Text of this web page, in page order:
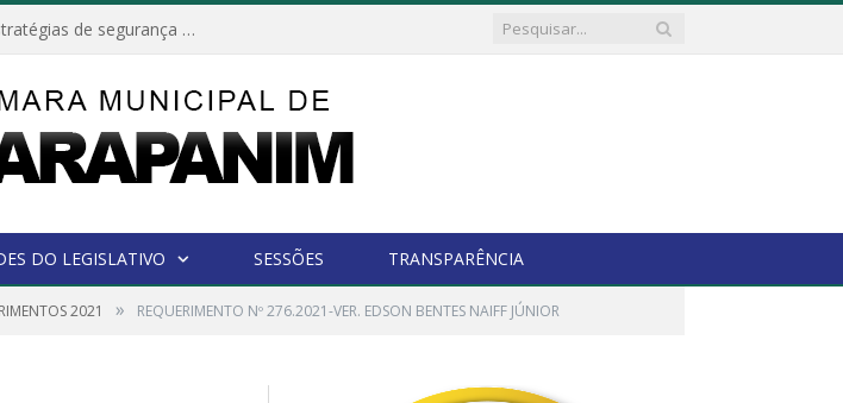
Câmara Municipal de Marapanim discute estratégias de segurança com autoridades e poder executivo
DO LEGISLATIVO SESSÕES TRANSPARÊNCIA
2021 » REQUERIMENTO Nº 276.2021-VER. EDSON BENTES NAIFF JÚNIOR